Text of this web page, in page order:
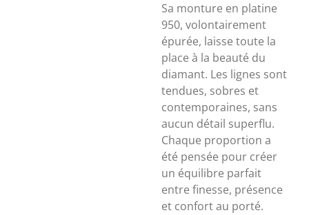
Sa monture en platine
950, volontairement
épurée, laisse toute la
place à la beauté du
diamant. Les lignes sont
tendues, sobres et
contemporaines, sans
aucun détail superflu.
Chaque proportion a
été pensée pour créer
un équilibre parfait
entre finesse, présence
et confort au porté.